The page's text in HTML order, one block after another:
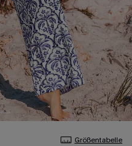
Größentabelle